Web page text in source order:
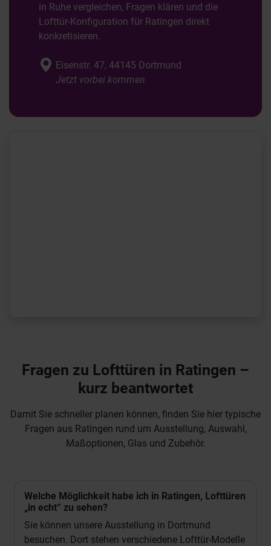
in Ruhe vergleichen, Fragen klären und die
Lofttür-Konfiguration für Ratingen direkt
konkretisieren.
Eisenstr. 47, 44145 Dortmund
Jetzt vorbei kommen
Fragen zu Lofttüren in Ratingen –
kurz beantwortet
Damit Sie schneller planen können, finden Sie hier typische
Fragen aus Ratingen rund um Ausstellung, Auswahl,
Maßoptionen, Glas und Zubehör.
Welche Möglichkeit habe ich in Ratingen, Lofttüren
„in echt“ zu sehen?
Sie können unsere Ausstellung in Dortmund
besuchen. Dort stehen verschiedene Lofttür-Modelle